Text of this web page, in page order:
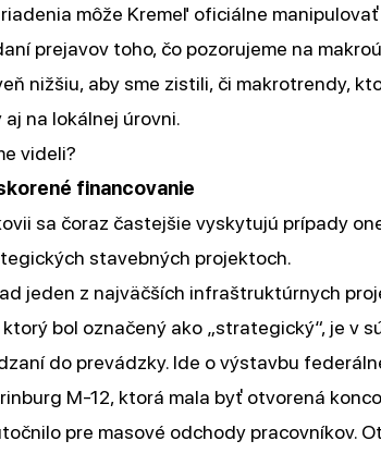
môže Kremeľ oficiálne
prejavov toho, čo pozorujeme na
nižšiu, aby sme zistili, či makrotrendy,
aj na lokálnej úrovni.
videli?
financovanie
sa čoraz častejšie vyskytujú prípady
stavebných projektoch.
jeden z najväčších infraštruktúrnych
ktorý bol označený ako „strategický“, je v
do prevádzky. Ide o výstavbu
M-12, ktorá mala byť otvorená
pre masové odchody pracovníkov.